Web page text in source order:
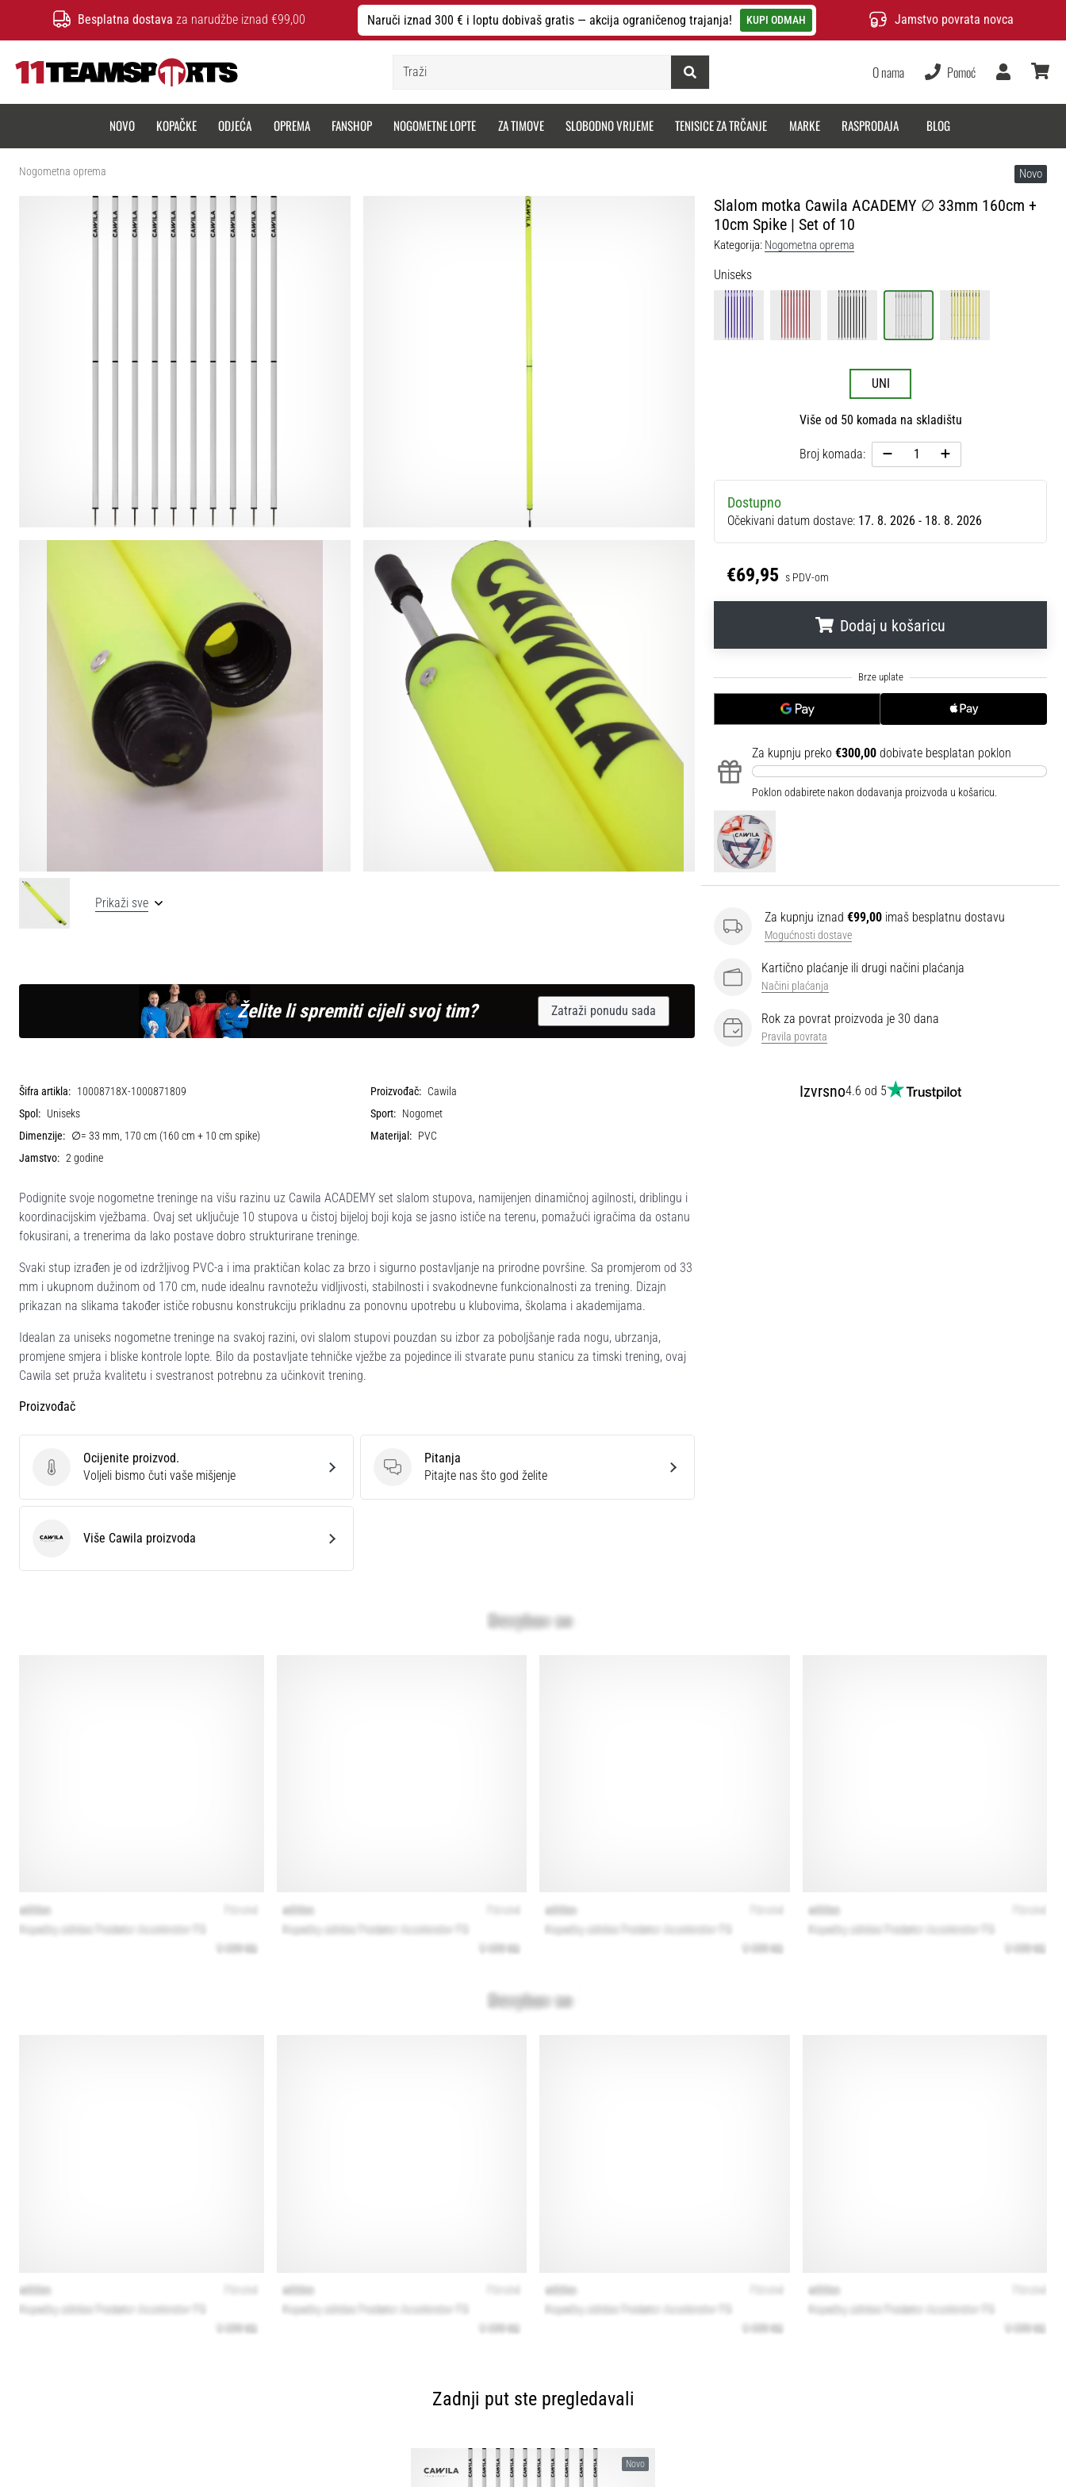
Besplatna dostava za narudžbe iznad €99,00 Naruči iznad 300 € i loptu dobivaš gratis — akcija ograničenog trajanja! KUPI ODMAH Jamstvo povrata novca
O nama Pomoć
Korisnik
NOVO KOPAČKE ODJEĆA OPREMA FANSHOP NOGOMETNE LOPTE ZA TIMOVE SLOBODNO VRIJEME TENISICE ZA TRČANJE MARKE RASPRODAJA BLOG
Nogometna oprema Novo
Slalom motka Cawila ACADEMY ∅ 33mm 160cm +
10cm Spike | Set of 10
Kategorija: Nogometna oprema
Uniseks
UNI
Više od 50 komada na skladištu
Broj komada:
Dostupno
Očekivani datum dostave: 17. 8. 2026 - 18. 8. 2026
€69,95 s PDV-om
Dodaj u košaricu
Za kupnju preko €300,00 dobivate besplatan poklon
Poklon odabirete nakon dodavanja proizvoda u košaricu.
Za kupnju iznad €99,00 imaš besplatnu dostavu
Mogućnosti dostave
Kartično plaćanje ili drugi načini plaćanja
Načini plaćanja
Rok za povrat proizvoda je 30 dana
Pravila povrata
Izvrsno4.6 od 5
Prikaži sve
Želite li spremiti cijeli svoj tim? Zatraži ponudu sada
Šifra artikla: 10008718X-1000871809 Proizvođač: Cawila
Spol: Uniseks Sport: Nogomet
Dimenzije: ∅= 33 mm, 170 cm (160 cm + 10 cm spike) Materijal: PVC
Jamstvo: 2 godine
Podignite svoje nogometne treninge na višu razinu uz Cawila ACADEMY set slalom stupova, namijenjen dinamičnoj agilnosti, driblingu i
koordinacijskim vježbama. Ovaj set uključuje 10 stupova u čistoj bijeloj boji koja se jasno ističe na terenu, pomažući igračima da ostanu
fokusirani, a trenerima da lako postave dobro strukturirane treninge.
Svaki stup izrađen je od izdržljivog PVC-a i ima praktičan kolac za brzo i sigurno postavljanje na prirodne površine. Sa promjerom od 33
mm i ukupnom dužinom od 170 cm, nude idealnu ravnotežu vidljivosti, stabilnosti i svakodnevne funkcionalnosti za trening. Dizajn
prikazan na slikama također ističe robusnu konstrukciju prikladnu za ponovnu upotrebu u klubovima, školama i akademijama.
Idealan za uniseks nogometne treninge na svakoj razini, ovi slalom stupovi pouzdan su izbor za poboljšanje rada nogu, ubrzanja,
promjene smjera i bliske kontrole lopte. Bilo da postavljate tehničke vježbe za pojedince ili stvarate punu stanicu za timski trening, ovaj
Cawila set pruža kvalitetu i svestranost potrebnu za učinkovit trening.
Proizvođač
Ocijenite proizvod.
Ocijenite proizvod.
Voljeli bismo čuti vaše mišjenje
Pitanja
Pitanja
Pitajte nas što god želite
Cawila Više Cawila proizvoda
Zadnji put ste pregledavali
Novo